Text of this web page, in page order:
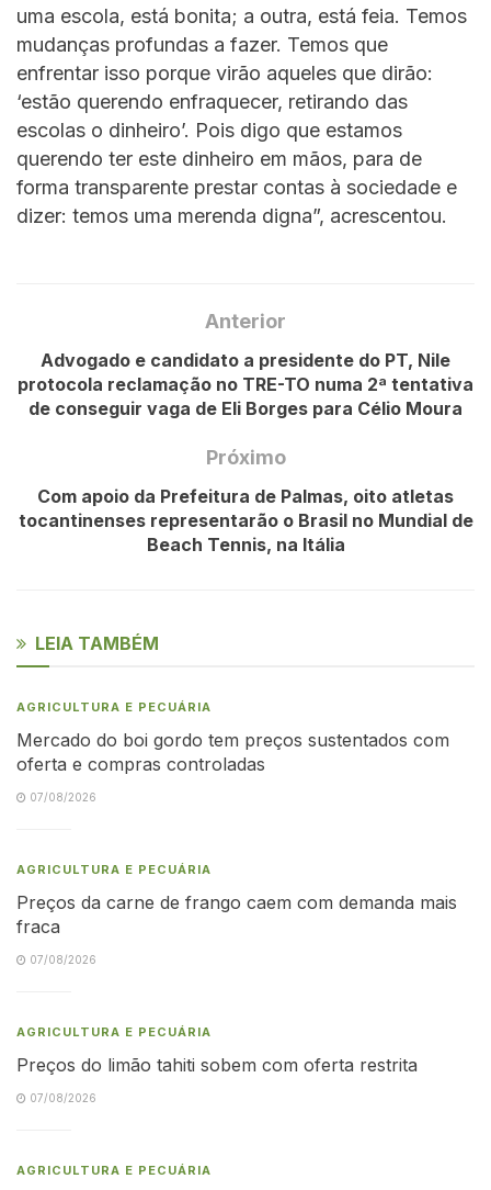
uma escola, está bonita; a outra, está feia. Temos
mudanças profundas a fazer. Temos que
enfrentar isso porque virão aqueles que dirão:
‘estão querendo enfraquecer, retirando das
escolas o dinheiro’. Pois digo que estamos
querendo ter este dinheiro em mãos, para de
forma transparente prestar contas à sociedade e
dizer: temos uma merenda digna”, acrescentou.
Anterior
Advogado e candidato a presidente do PT, Nile
protocola reclamação no TRE-TO numa 2ª tentativa
de conseguir vaga de Eli Borges para Célio Moura
Próximo
Com apoio da Prefeitura de Palmas, oito atletas
tocantinenses representarão o Brasil no Mundial de
Beach Tennis, na Itália
LEIA TAMBÉM
AGRICULTURA E PECUÁRIA
Mercado do boi gordo tem preços sustentados com
oferta e compras controladas
07/08/2026
AGRICULTURA E PECUÁRIA
Preços da carne de frango caem com demanda mais
fraca
07/08/2026
AGRICULTURA E PECUÁRIA
Preços do limão tahiti sobem com oferta restrita
07/08/2026
AGRICULTURA E PECUÁRIA